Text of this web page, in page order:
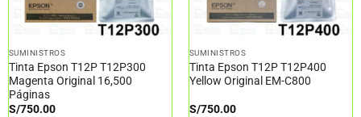
SUMINISTROS
Tinta Epson T12P T12P300
Magenta Original 16,500
Páginas
S/750.00
SUMINISTROS
Tinta Epson T12P T12P400
Yellow Original EM-C800
S/750.00